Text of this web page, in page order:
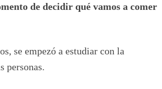
de decidir qué vamos a comer
se empezó a estudiar con la
personas.